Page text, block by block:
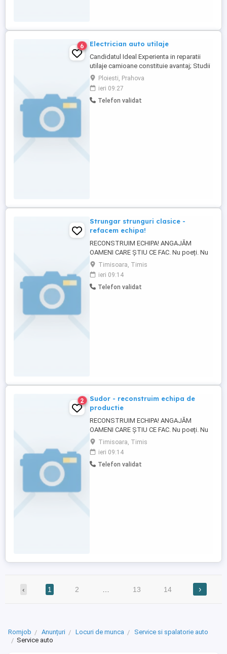
6 Electrician auto utilaje
Candidatul Ideal Experienta in reparatii
utilaje camioane constituie avantaj; Studii
medii sau scoala profesionala, cu
calificare in domeniu; Descrierea jobului
Responsabilitati: - asigura mentenata si
reparatiile in cadrul atelierului, la utilajele si
Ploiesti, Prahova
ieri 09:27
Telefon validat
Strungar strunguri clasice -
refacem echipa!
RECONSTRUIM ECHIPA! ANGAJĂM
OAMENI CARE ȘTIU CE FAC. Nu poeți. Nu
influenceri. Nu merge și-așa . Căutăm: -
strungar strunguri clasice; Dacă știi
diferența dintre am experiență și am ținut
odată cheia în mână , deja pornim bine! Ce
Timisoara, Timis
ieri 09:14
Telefon validat
2
Sudor - reconstruim echipa de
productie
RECONSTRUIM ECHIPA! ANGAJĂM
OAMENI CARE ȘTIU CE FAC. Nu poeți. Nu
influenceri. Nu merge și-așa . Căutăm -
sudor; Dacă știi diferența dintre am
experiență și am ținut odată cheia în mână
, deja pornim bine! Ce vrem: - să vii la
Timisoara, Timis
ieri 09:14
Telefon validat
‹ 1 2 13 14 ›
Romjob Anunțuri Locuri de munca
Service si spalatorie auto
Service auto